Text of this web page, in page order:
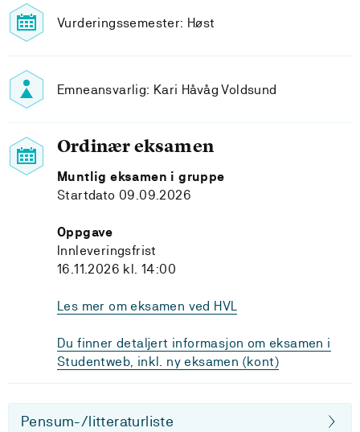
Vurderingssemester: Høst
Emneansvarlig: Kari Håvåg Voldsund
Ordinær eksamen
Muntlig eksamen i gruppe
Startdato 09.09.2026
Oppgave
Innleveringsfrist
16.11.2026 kl. 14:00
Les mer om eksamen ved HVL
Du finner detaljert informasjon om eksamen i
Studentweb, inkl. ny eksamen (kont)
Pensum-/litteraturliste